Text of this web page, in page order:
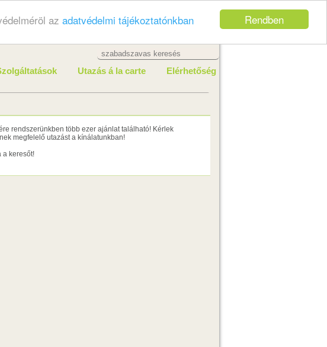
Rendben
az adatvédelmi tájékoztatónkban
Utazás á la carte Elérhetőség
rendszerünkben több ezer ajánlat található! Kérlek
megfelelő utazást a kínálatunkban!
a keresőt!